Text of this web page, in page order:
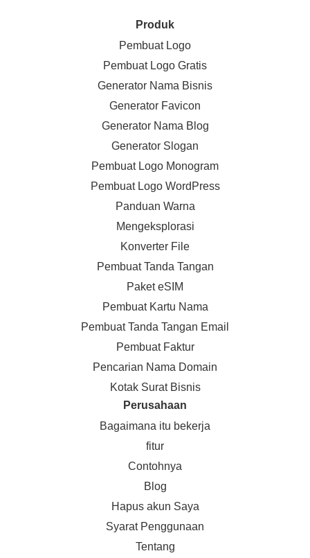
Produk
Pembuat Logo
Pembuat Logo Gratis
Generator Nama Bisnis
Generator Favicon
Generator Nama Blog
Generator Slogan
Pembuat Logo Monogram
Pembuat Logo WordPress
Panduan Warna
Mengeksplorasi
Konverter File
Pembuat Tanda Tangan
Paket eSIM
Pembuat Kartu Nama
Pembuat Tanda Tangan Email
Pembuat Faktur
Pencarian Nama Domain
Kotak Surat Bisnis
Perusahaan
Bagaimana itu bekerja
fitur
Contohnya
Blog
Hapus akun Saya
Syarat Penggunaan
Tentang